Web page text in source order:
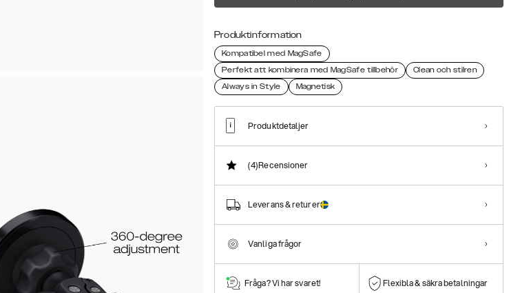
Produktinformation
Kompatibel med MagSafe
Perfekt att kombinera med MagSafe tillbehör
Clean och stilren
Always in Style
Magnetisk
Produktdetaljer
(4)Recensioner
Leverans & returer
Vanliga frågor
Fråga? Vi har svaret! Flexibla & säkra betalningar